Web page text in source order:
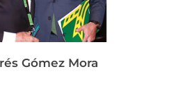
Gómez Mora